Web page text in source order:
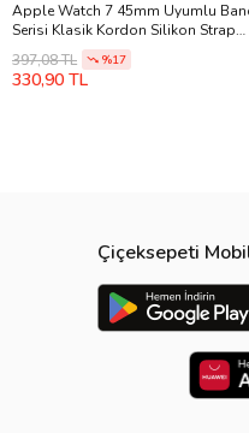
Apple Watch 7 45mm Uyumlu
Serisi Klasik Kordon Silikon Strap
Kayış (Kakao)
397,08 TL %17
330,90 TL
Çiçeksepeti